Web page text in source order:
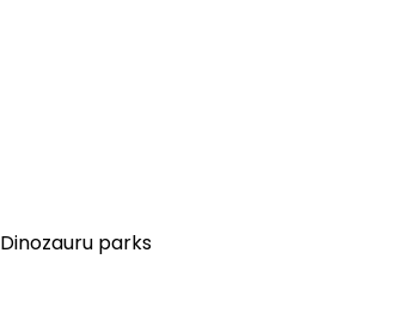
Dinozauru parks